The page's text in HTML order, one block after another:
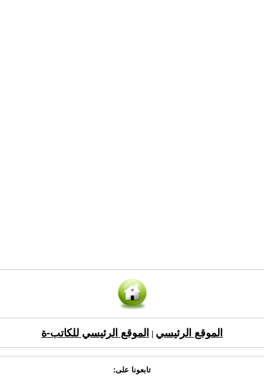
الموقع الرئيسي الموقع الرئيسي للكاتب-ة
تابعونا على: